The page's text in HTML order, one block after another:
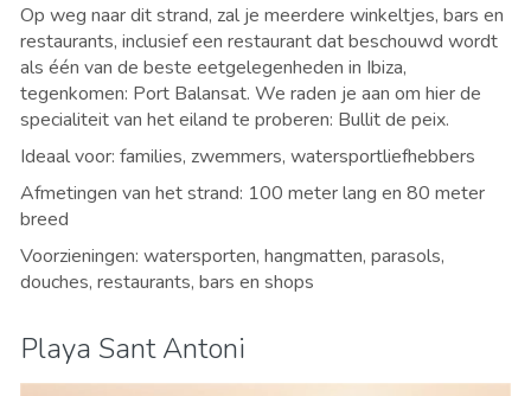
Op weg naar dit strand, zal je meerdere winkeltjes, bars en
restaurants, inclusief een restaurant dat beschouwd wordt
als één van de beste eetgelegenheden in Ibiza,
tegenkomen: Port Balansat. We raden je aan om hier de
specialiteit van het eiland te proberen: Bullit de peix.
Ideaal voor: families, zwemmers, watersportliefhebbers
Afmetingen van het strand: 100 meter lang en 80 meter
breed
Voorzieningen: watersporten, hangmatten, parasols,
douches, restaurants, bars en shops
Playa Sant Antoni